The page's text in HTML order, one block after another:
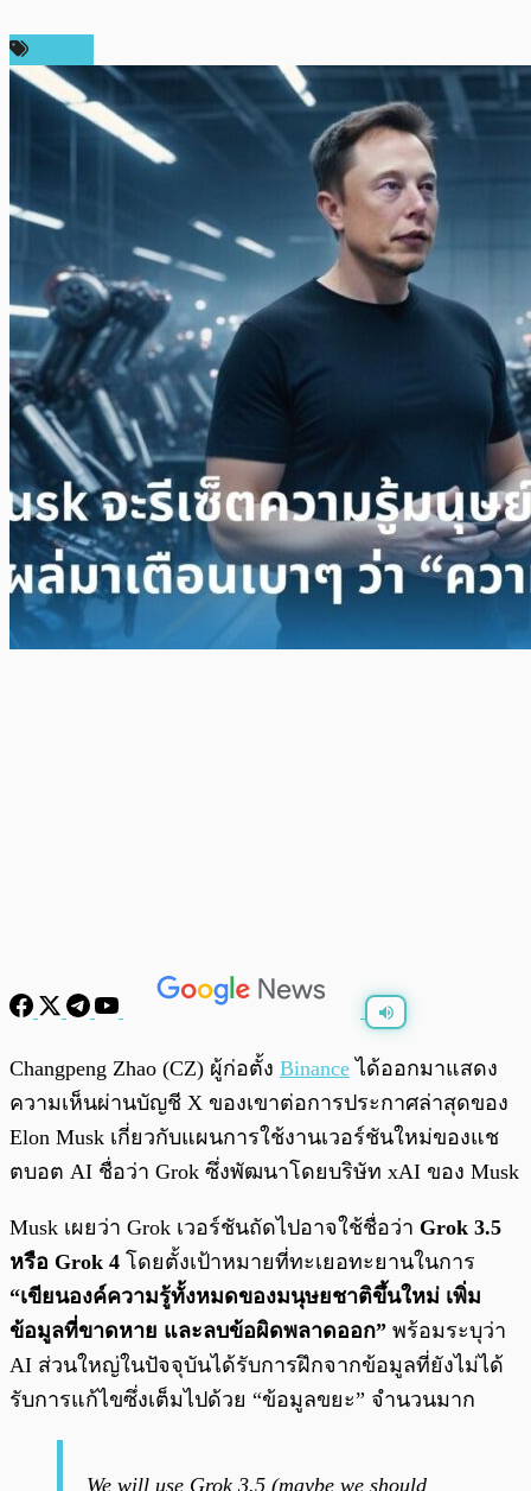
Changpeng Zhao (CZ) ผู้ก่อตั้ง Binance ได้ออกมาแสดง
ความเห็นผ่านบัญชี X ของเขาต่อการประกาศล่าสุดของ
Elon Musk เกี่ยวกับแผนการใช้งานเวอร์ชันใหม่ของแช
ตบอต AI ชื่อว่า Grok ซึ่งพัฒนาโดยบริษัท xAI ของ Musk
Musk เผยว่า Grok เวอร์ชันถัดไปอาจใช้ชื่อว่า Grok 3.5
หรือ Grok 4 โดยตั้งเป้าหมายที่ทะเยอทะยานในการ
“เขียนองค์ความรู้ทั้งหมดของมนุษยชาติขึ้นใหม่ เพิ่ม
ข้อมูลที่ขาดหาย และลบข้อผิดพลาดออก” พร้อมระบุว่า
AI ส่วนใหญ่ในปัจจุบันได้รับการฝึกจากข้อมูลที่ยังไม่ได้
รับการแก้ไขซึ่งเต็มไปด้วย “ข้อมูลขยะ” จำนวนมาก
We will use Grok 3.5 (maybe we should